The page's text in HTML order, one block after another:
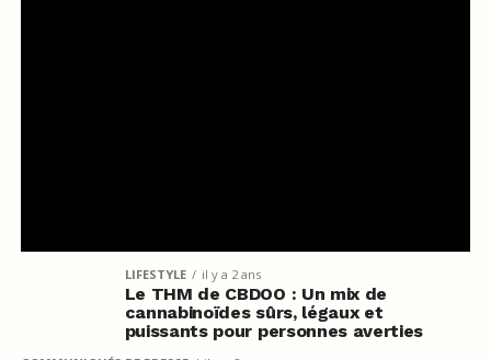
LIFESTYLE il y a 2 ans
Le THM de CBDOO : Un mix de
cannabinoïdes sûrs, légaux et
puissants pour personnes averties